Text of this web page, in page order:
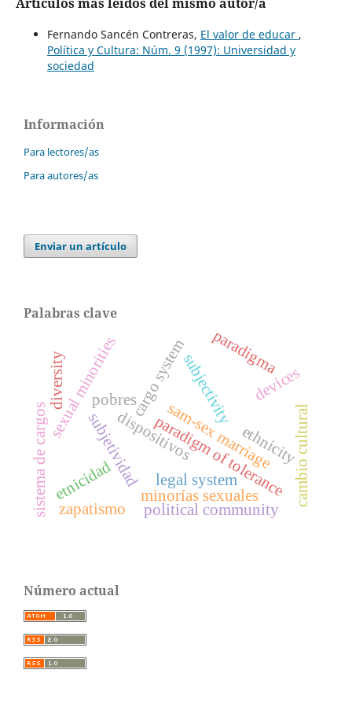
Fernando Sancén Contreras, El valor de educar ,
Política y Cultura: Núm. 9 (1997): Universidad y
sociedad
Información
Para lectores/as
Para autores/as
Enviar un artículo
Palabras clave
cargo system
dispositivos
pobres subjectivity
subjetividad sam-sex marriage
paradigm of tolerance
sexual minorities
minorías sexuales
devices
ethnicity
sistema de cargos cambio cultural
etnicidad
legal system
zapatismo
paradigma
political community
diversity
Número actual